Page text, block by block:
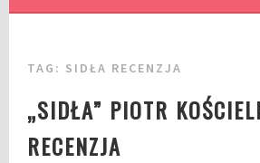
TAG: SIDŁA RECENZJA
„SIDŁA” PIOTR
RECENZJA